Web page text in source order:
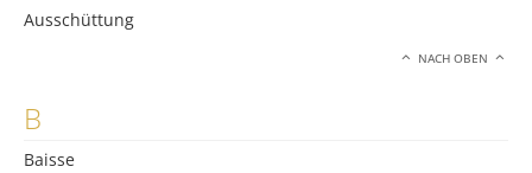
Ausschüttung
NACH OBEN
B
Baisse